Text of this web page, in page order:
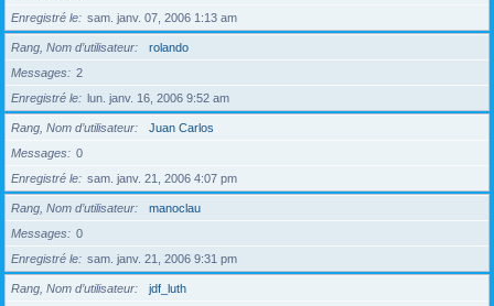
Enregistré le
sam. janv. 07, 2006 1:13 am
Rang, Nom d’utilisateur
rolando
Messages
2
Enregistré le
lun. janv. 16, 2006 9:52 am
Rang, Nom d’utilisateur
Juan Carlos
Messages
0
Enregistré le
sam. janv. 21, 2006 4:07 pm
Rang, Nom d’utilisateur
manoclau
Messages
0
Enregistré le
sam. janv. 21, 2006 9:31 pm
Rang, Nom d’utilisateur
jdf_luth